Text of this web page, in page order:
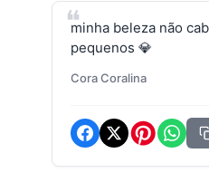
minha beleza não
pequenos 💎
Cora Coralina